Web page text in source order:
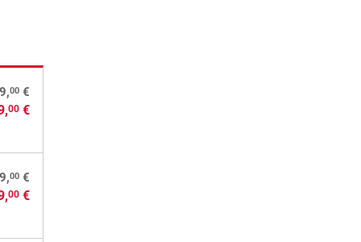
00 €
00 €
00 €
00 €